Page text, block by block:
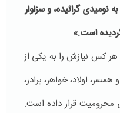
گرائیده، ‌و‌ سزاوار
است.»
کس نیازش را به یکی از
اولاد، خواهر، برادر،
قرار داده است.